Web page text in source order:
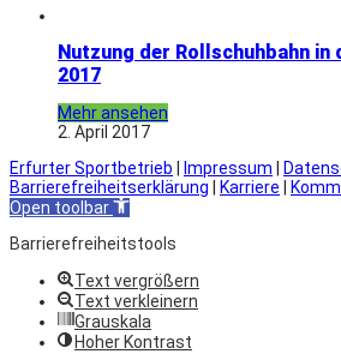
Nutzung der Rollschuhbahn in
2017
Mehr ansehen
2. April 2017
Erfurter Sportbetrieb
Impressum
Barrierefreiheitserklärung
Karriere
Open toolbar
Barrierefreiheitstools
Text vergrößern
Text verkleinern
Grauskala
Hoher Kontrast